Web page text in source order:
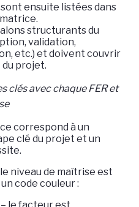
ensuite listées dans
structurants du
validation,
etc.) et doivent couvrir
du projet.
clés avec chaque FER et
correspond à un
clé du projet et un
niveau de maîtrise est
code couleur :